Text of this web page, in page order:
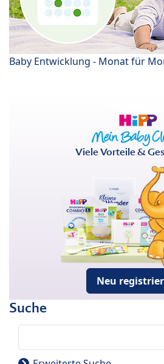
Baby Entwicklung - Monat für
Viele Vorteile &
Neu
Suche